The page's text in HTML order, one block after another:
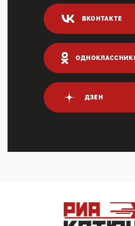
логических двухЗаполнение
переводах по ...
03:35, 10 Апреля 2026
крупных банках по итогам 2025
млрд руб. ...
03:01, 10 Апреля 2026
что союзники просили Киев не
энергети...
01:54, 10 Апреля 2026
Сионистское правительство
разрешило православным
ВКОНТАКТЕ
ДЗЕН